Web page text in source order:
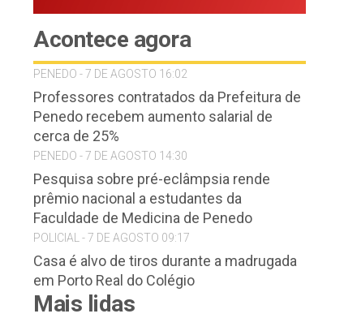
Acontece agora
PENEDO - 7 DE AGOSTO 16:02
Professores contratados da Prefeitura de
Penedo recebem aumento salarial de
cerca de 25%
PENEDO - 7 DE AGOSTO 14:30
Pesquisa sobre pré-eclâmpsia rende
prêmio nacional a estudantes da
Faculdade de Medicina de Penedo
POLICIAL - 7 DE AGOSTO 09:17
Casa é alvo de tiros durante a madrugada
em Porto Real do Colégio
Mais lidas